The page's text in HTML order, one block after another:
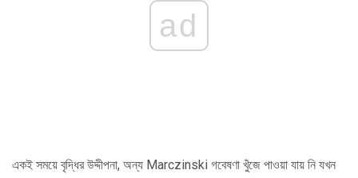
ad
একই সময়ে বৃদ্ধির উদ্দীপনা, অন্য Marczinski গবেষণা খুঁজে পাওয়া যায় নি যখন